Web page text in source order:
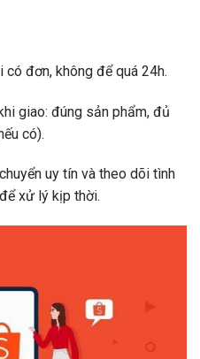
đơn, không để quá 24h.
giao: đúng sản phẩm, đủ
có).
uy tín và theo dõi tình
xử lý kịp thời.